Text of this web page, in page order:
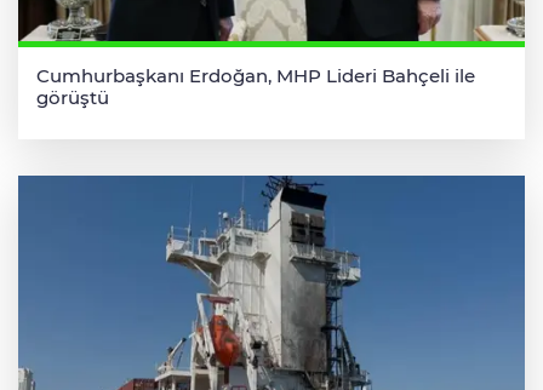
Cumhurbaşkanı Erdoğan, MHP Lideri Bahçeli ile
görüştü